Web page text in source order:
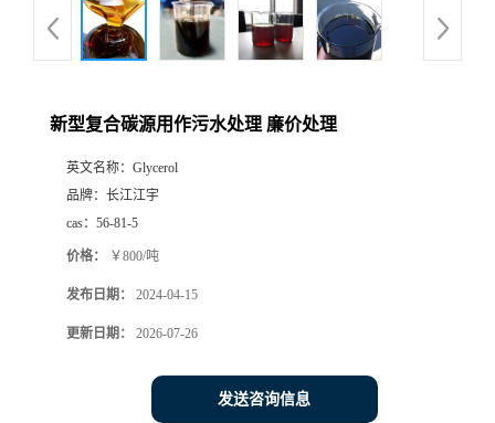
新型复合碳源用作污水处理 廉价处理
英文名称： Glycerol
品牌： 长江江宇
cas： 56-81-5
价格： ￥800/吨
发布日期： 2024-04-15
更新日期： 2026-07-26
发送咨询信息